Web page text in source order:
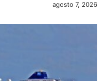
agosto 7, 2026